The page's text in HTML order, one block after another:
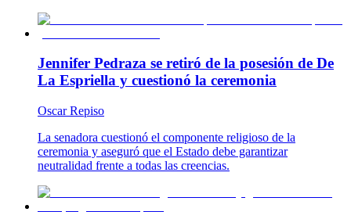
Jennifer Pedraza se retiró de la posesión de De
La Espriella y cuestionó la ceremonia
Oscar Repiso
La senadora cuestionó el componente religioso de la
ceremonia y aseguró que el Estado debe garantizar
neutralidad frente a todas las creencias.